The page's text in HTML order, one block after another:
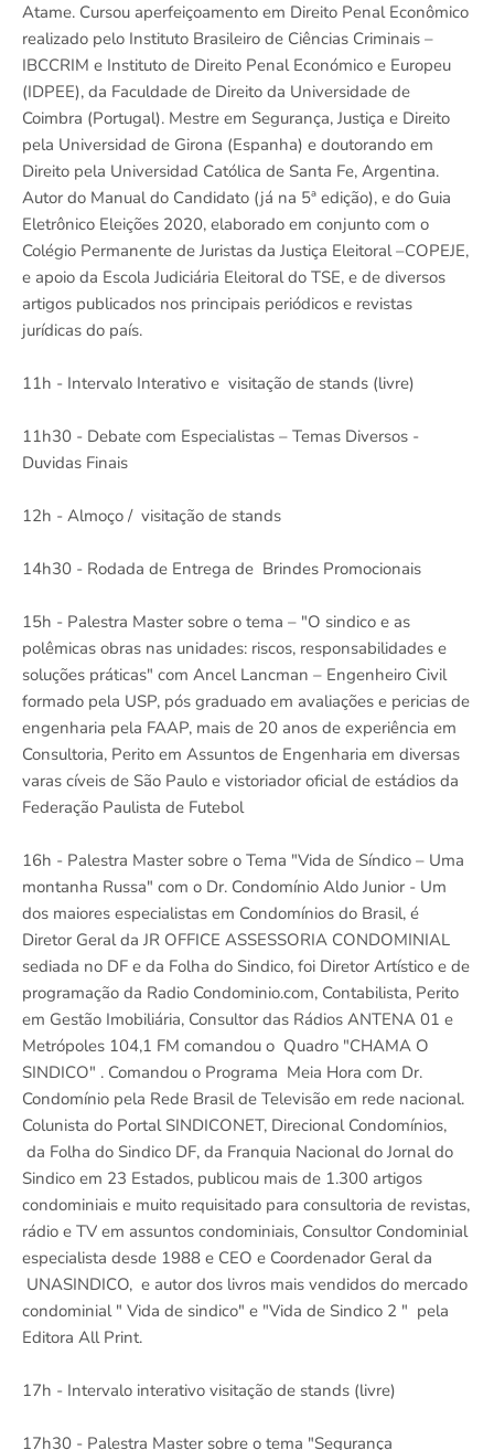
Atame. Cursou aperfeiçoamento em Direito Penal Econômico
realizado pelo Instituto Brasileiro de Ciências Criminais –
IBCCRIM e Instituto de Direito Penal Económico e Europeu
(IDPEE), da Faculdade de Direito da Universidade de
Coimbra (Portugal). Mestre em Segurança, Justiça e Direito
pela Universidad de Girona (Espanha) e doutorando em
Direito pela Universidad Católica de Santa Fe, Argentina.
Autor do Manual do Candidato (já na 5ª edição), e do Guia
Eletrônico Eleições 2020, elaborado em conjunto com o
Colégio Permanente de Juristas da Justiça Eleitoral –COPEJE,
e apoio da Escola Judiciária Eleitoral do TSE, e de diversos
artigos publicados nos principais periódicos e revistas
jurídicas do país.
11h - Intervalo Interativo e visitação de stands (livre)
11h30 - Debate com Especialistas – Temas Diversos -
Duvidas Finais
12h - Almoço / visitação de stands
14h30 - Rodada de Entrega de Brindes Promocionais
15h - Palestra Master sobre o tema – "O sindico e as
polêmicas obras nas unidades: riscos, responsabilidades e
soluções práticas" com Ancel Lancman – Engenheiro Civil
formado pela USP, pós graduado em avaliações e pericias de
engenharia pela FAAP, mais de 20 anos de experiência em
Consultoria, Perito em Assuntos de Engenharia em diversas
varas cíveis de São Paulo e vistoriador oficial de estádios da
Federação Paulista de Futebol
16h - Palestra Master sobre o Tema "Vida de Síndico – Uma
montanha Russa" com o Dr. Condomínio Aldo Junior - Um
dos maiores especialistas em Condomínios do Brasil, é
Diretor Geral da JR OFFICE ASSESSORIA CONDOMINIAL
sediada no DF e da Folha do Sindico, foi Diretor Artístico e de
programação da Radio Condominio.com, Contabilista, Perito
em Gestão Imobiliária, Consultor das Rádios ANTENA 01 e
Metrópoles 104,1 FM comandou o Quadro "CHAMA O
SINDICO" . Comandou o Programa Meia Hora com Dr.
Condomínio pela Rede Brasil de Televisão em rede nacional.
Colunista do Portal SINDICONET, Direcional Condomínios,
da Folha do Sindico DF, da Franquia Nacional do Jornal do
Sindico em 23 Estados, publicou mais de 1.300 artigos
condominiais e muito requisitado para consultoria de revistas,
rádio e TV em assuntos condominiais, Consultor Condominial
especialista desde 1988 e CEO e Coordenador Geral da
UNASINDICO, e autor dos livros mais vendidos do mercado
condominial " Vida de sindico" e "Vida de Sindico 2 " pela
Editora All Print.
17h - Intervalo interativo visitação de stands (livre)
17h30 - Palestra Master sobre o tema "Segurança